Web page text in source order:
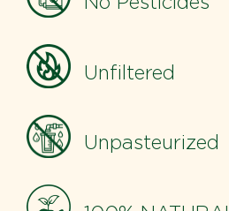
Unfiltered
Unpasteurized